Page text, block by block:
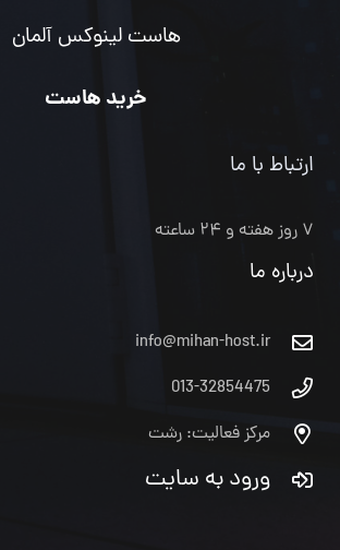
هاست لینوکس آلمان
خرید هاست
ارتباط با ما
۷ روز هفته و ۲۴ ساعته
درباره ما
info@mihan-host.ir
013-32854475
مرکز فعالیت: رشت
ورود به سایت